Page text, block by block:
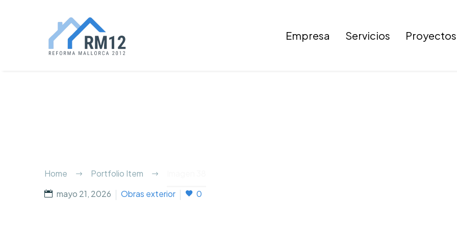
Empresa Servicios Proyectos
Home Portfolio Item
mayo 21, 2026
Obras exterior 0